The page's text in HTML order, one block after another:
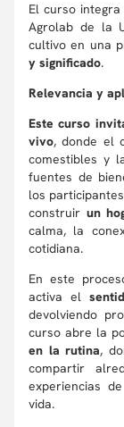
El curso integra
Agrolab de la
cultivo en una
y significado.
Relevancia y
Este curso
vivo, donde el
comestibles y
fuentes de
los
construir un
calma, la
cotidiana.
En este
activa el
devolviendo
curso abre la
en la rutina,
compartir
experiencias
vida.